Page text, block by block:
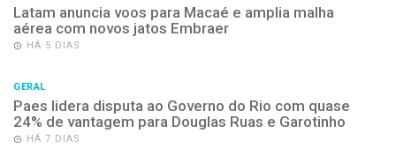
Latam anuncia voos para Macaé e amplia malha
aérea com novos jatos Embraer
HÁ 5 DIAS
GERAL
Paes lidera disputa ao Governo do Rio com quase
24% de vantagem para Douglas Ruas e Garotinho
HÁ 7 DIAS